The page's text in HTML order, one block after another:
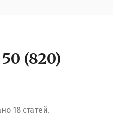
50 (820)
18 статей.